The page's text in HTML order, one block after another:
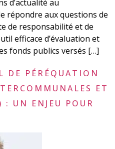
d’actualité au
répondre aux questions de
de responsabilité et de
efficace d’évaluation et
fonds publics versés […]
DE PÉRÉQUATION
ET
: UN ENJEU POUR